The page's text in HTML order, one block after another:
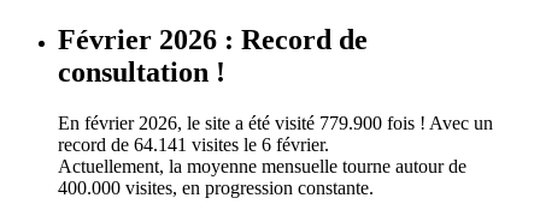
Février 2026 : Record de
consultation !
En février 2026, le site a été visité 779.900 fois ! Avec un
record de 64.141 visites le 6 février.
Actuellement, la moyenne mensuelle tourne autour de
400.000 visites, en progression constante.